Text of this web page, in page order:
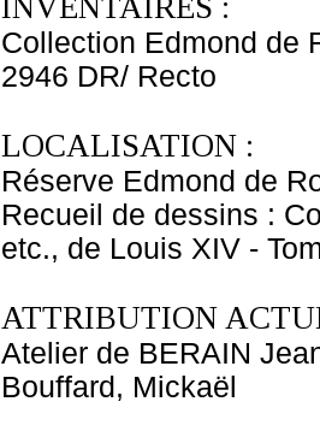
INVENTAIRES :
Collection Edmond de
2946 DR/ Recto
LOCALISATION :
Réserve Edmond de
Recueil de dessins :
etc., de Louis XIV -
ATTRIBUTION
Atelier de BERAIN
Bouffard, Mickaël